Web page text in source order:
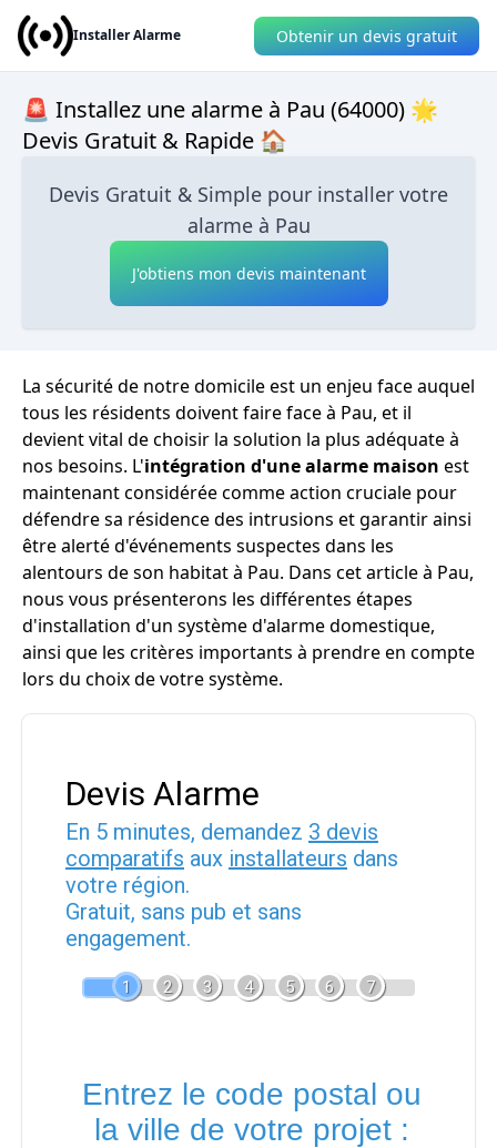
Installer Alarme Obtenir un devis gratuit
🚨 Installez une alarme à Pau (64000) 🌟
Devis Gratuit & Rapide 🏠
Devis Gratuit & Simple pour installer votre
alarme à Pau
J'obtiens mon devis maintenant
La sécurité de notre domicile est un enjeu face auquel
tous les résidents doivent faire face à Pau, et il
devient vital de choisir la solution la plus adéquate à
nos besoins. L'intégration d'une alarme maison est
maintenant considérée comme action cruciale pour
défendre sa résidence des intrusions et garantir ainsi
être alerté d'événements suspectes dans les
alentours de son habitat à Pau. Dans cet article à Pau,
nous vous présenterons les différentes étapes
d'installation d'un système d'alarme domestique,
ainsi que les critères importants à prendre en compte
lors du choix de votre système.
Devis Alarme
En 5 minutes, demandez 3 devis
comparatifs aux installateurs dans
votre région.
Gratuit, sans pub et sans
engagement.
1 2 3 4 5 6 7
Entrez le code postal ou
la ville de votre projet :